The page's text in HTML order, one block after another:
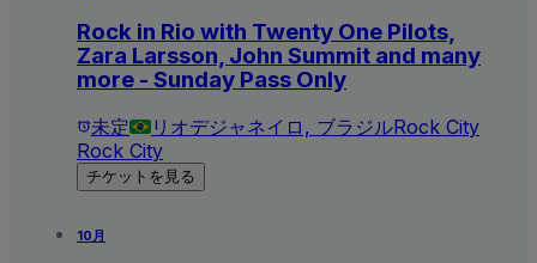
Rock in Rio with Twenty One Pilots,
Zara Larsson, John Summit and many
more - Sunday Pass Only
未定 リオデジャネイロ, ブラジルRock City
Rock City
チケットを見る
10月